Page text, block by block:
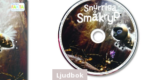
Ljudbok